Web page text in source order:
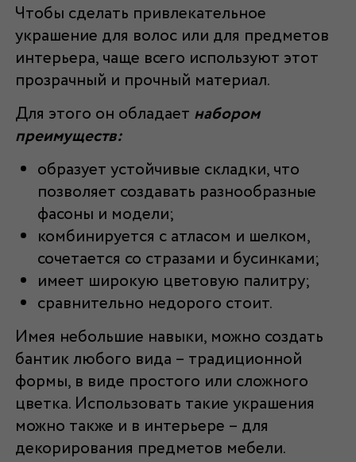
Чтобы сделать привлекательное
украшение для волос или для предметов
интерьера, чаще всего используют этот
прозрачный и прочный материал.
Для этого он обладает набором
преимуществ:
образует устойчивые складки, что
позволяет создавать разнообразные
фасоны и модели;
комбинируется с атласом и шелком,
сочетается со стразами и бусинками;
имеет широкую цветовую палитру;
сравнительно недорого стоит.
Имея небольшие навыки, можно создать
бантик любого вида – традиционной
формы, в виде простого или сложного
цветка. Использовать такие украшения
можно также и в интерьере – для
декорирования предметов мебели.